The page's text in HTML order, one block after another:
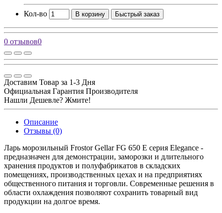
Кол-во В корзину Быстрый заказ
0 отзывов0
Доставим Товар за 1-3 Дня
Официальная Гарантия Производителя
Нашли Дешевле? Жмите!
Описание
Отзывы (0)
Ларь морозильный Frostor Gellar FG 650 E серия Elegance -
предназначен для демонстрации, заморозки и длительного
хранения продуктов и полуфабрикатов в складских
помещениях, производственных цехах и на предприятиях
общественного питания и торговли. Современные решения в
области охлаждения позволяют сохранить товарный вид
продукции на долгое время.